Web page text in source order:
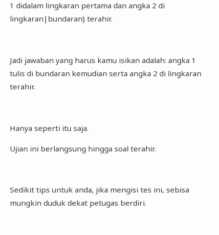
1 didalam lingkaran pertama dan angka 2 di
lingkaran|bundaran} terahir.
Jadi jawaban yang harus kamu isikan adalah: angka 1
tulis di bundaran kemudian serta angka 2 di lingkaran
terahir.
Hanya seperti itu saja.
Ujian ini berlangsung hingga soal terahir.
Sedikit tips untuk anda, jika mengisi tes ini, sebisa
mungkin duduk dekat petugas berdiri.